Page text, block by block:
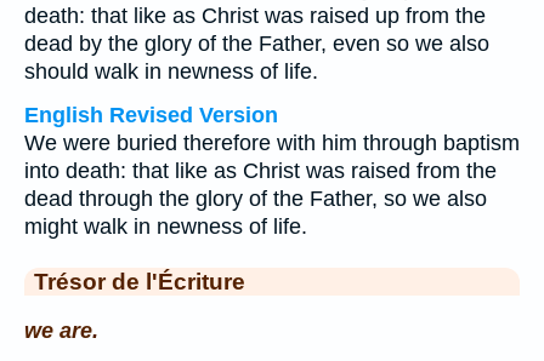
death: that like as Christ was raised up from the
dead by the glory of the Father, even so we also
should walk in newness of life.
English Revised Version
We were buried therefore with him through baptism
into death: that like as Christ was raised from the
dead through the glory of the Father, so we also
might walk in newness of life.
Trésor de l'Écriture
we are.